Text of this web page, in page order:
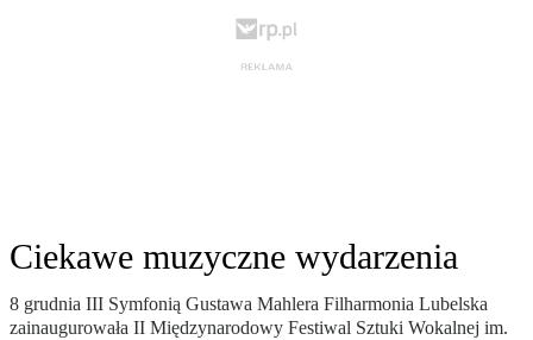
Ciekawe muzyczne wydarzenia
8 grudnia III Symfonią Gustawa Mahlera Filharmonia Lubelska
zainaugurowała II Międzynarodowy Festiwal Sztuki Wokalnej im.